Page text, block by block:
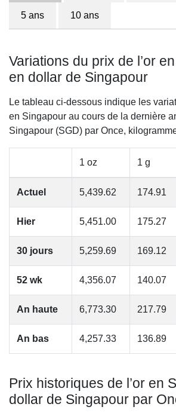
5 ans 10 ans
Variations du prix de l’or
en dollar de Singapour
Le tableau ci-dessous indique les
en Singapour au cours de la dernière
Singapour (SGD) par Once,
1 oz 1 g
Actuel 5,439.62 174.91
Hier 5,451.00 175.27
30 jours 5,259.69 169.12
52 wk 4,356.07 140.07
An haute 6,773.30 217.79
An bas 4,257.33 136.89
Prix historiques de l’or en
dollar de Singapour par